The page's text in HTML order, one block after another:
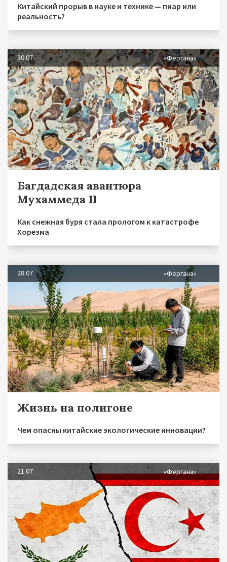
Китайский прорыв в науке и технике — пиар или
реальность?
30.07 «Фергана»
Багдадская авантюра
Мухаммеда II
Как снежная буря стала прологом к катастрофе
Хорезма
28.07 «Фергана»
Жизнь на полигоне
Чем опасны китайские экологические инновации?
21.07 «Фергана»